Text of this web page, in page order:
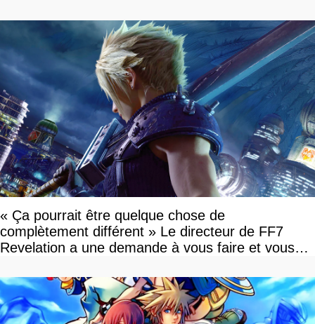
« Ça pourrait être quelque chose de
complètement différent » Le directeur de FF7
Revelation a une demande à vous faire et vous